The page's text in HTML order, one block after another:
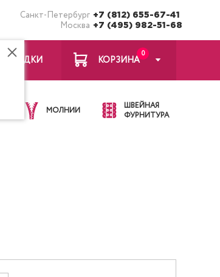
Санкт-Петербург +7 (812) 655-67-41
Москва +7 (495) 982-51-68
ЗАКЛАДКИ
0
КОРЗИНА
МОЛНИИ
ШВЕЙНАЯ
ФУРНИТУРА